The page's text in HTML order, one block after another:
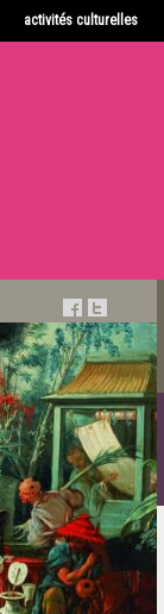
activités culturelles